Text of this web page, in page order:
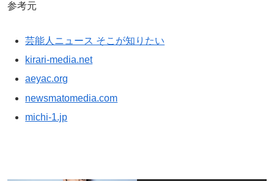
参考元
芸能人ニュース そこが知りたい
kirari-media.net
aeyac.org
newsmatomedia.com
michi-1.jp